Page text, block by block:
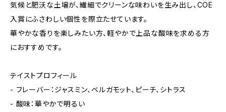
気候と肥沃な土壌が、繊細でクリーンな味わいを生み出し、COE
入賞にふさわしい個性を際立たせています。
華やかな香りを楽しみたい方、軽やかで上品な酸味を求める方
におすすめです。
テイストプロフィール
- フレーバー：ジャスミン、ベルガモット、ピーチ、シトラス
- 酸味：華やかで明るい